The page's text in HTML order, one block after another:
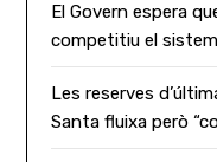
El Govern espera
competitiu el
Les reserves
Santa fluixa però